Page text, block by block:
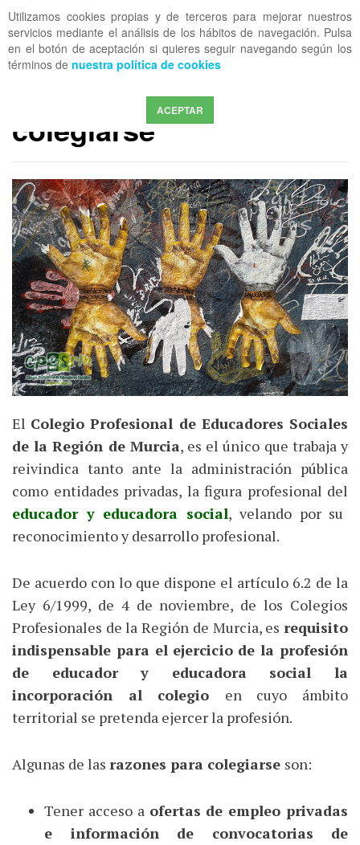
Utilizamos cookies propias y de terceros para mejorar nuestros
servicios mediante el análisis de los hábitos de navegación. Pulsa
en el botón de aceptación si quieres seguir navegando según los
términos de nuestra política de cookies
ACEPTAR
OFF CANVAS
PERMANENTE
Razones para
colegiarse
El Colegio Profesional de Educadores Sociales
de la Región de Murcia, es el único que trabaja y
reivindica tanto ante la administración pública
como entidades privadas, la figura profesional del
educador y educadora social, velando por su
reconocimiento y desarrollo profesional.
De acuerdo con lo que dispone el artículo 6.2 de la
Ley 6/1999, de 4 de noviembre, de los Colegios
Profesionales de la Región de Murcia, es requisito
indispensable para el ejercicio de la profesión
de educador y educadora social la
incorporación al colegio en cuyo ámbito
territorial se pretenda ejercer la profesión.
Algunas de las razones para colegiarse son:
Tener acceso a ofertas de empleo privadas
e información de convocatorias de